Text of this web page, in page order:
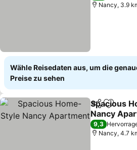
Nancy, 3.9
Wähle Reisedaten aus, um die
Preise zu sehen
TeilenZu
Spacious
Nancy
9,3
Nancy, 4.7